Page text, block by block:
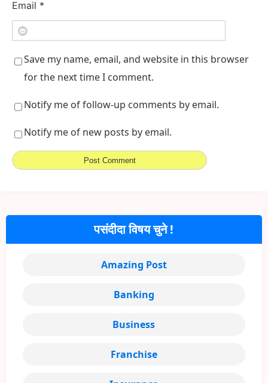
Email *
Save my name, email, and website in this browser
for the next time I comment.
Notify me of follow-up comments by email.
Notify me of new posts by email.
पसंदीदा विषय चुने !
Amazing Post
Banking
Business
Franchise